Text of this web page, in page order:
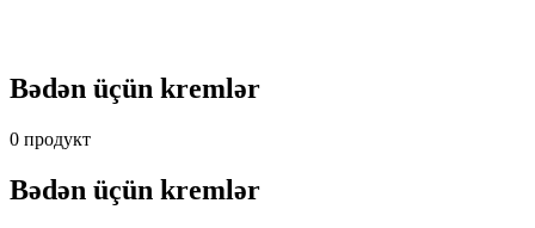
Bədən üçün kremlər
0 продукт
Bədən üçün kremlər